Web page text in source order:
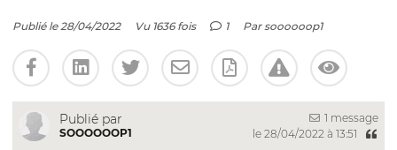
Publié le 28/04/2022 Vu 1636 fois 1 Par soooooop1
Publié par
SOOOOOOP1
1 message
le 28/04/2022 à 13:51